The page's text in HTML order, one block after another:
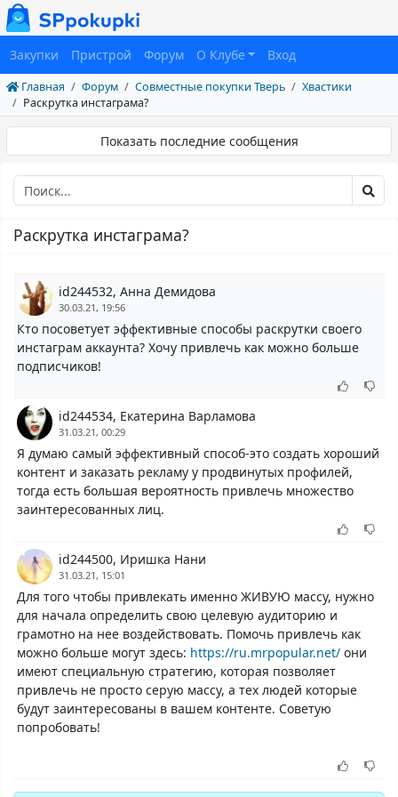
Закупки Пристрой Форум О Клубе Вход
Главная Форум Совместные покупки Тверь
Хвастики
Раскрутка инстаграма?
Показать последние сообщения
Раскрутка инстаграма?
id244532, Анна Демидова
30.03.21, 19:56
Кто посоветует эффективные способы раскрутки своего
инстаграм аккаунта? Хочу привлечь как можно больше
подписчиков!
id244534, Екатерина Варламова
31.03.21, 00:29
Я думаю самый эффективный способ-это создать хороший
контент и заказать рекламу у продвинутых профилей,
тогда есть большая вероятность привлечь множество
заинтересованных лиц.
id244500, Иришка Нани
31.03.21, 15:01
Для того чтобы привлекать именно ЖИВУЮ массу, нужно
для начала определить свою целевую аудиторию и
грамотно на нее воздействовать. Помочь привлечь как
можно больше могут здесь: https://ru.mrpopular.net/они
имеют специальную стратегию, которая позволяет
привлечь не просто серую массу, а тех людей которые
будут заинтересованы в вашем контенте. Советую
попробовать!